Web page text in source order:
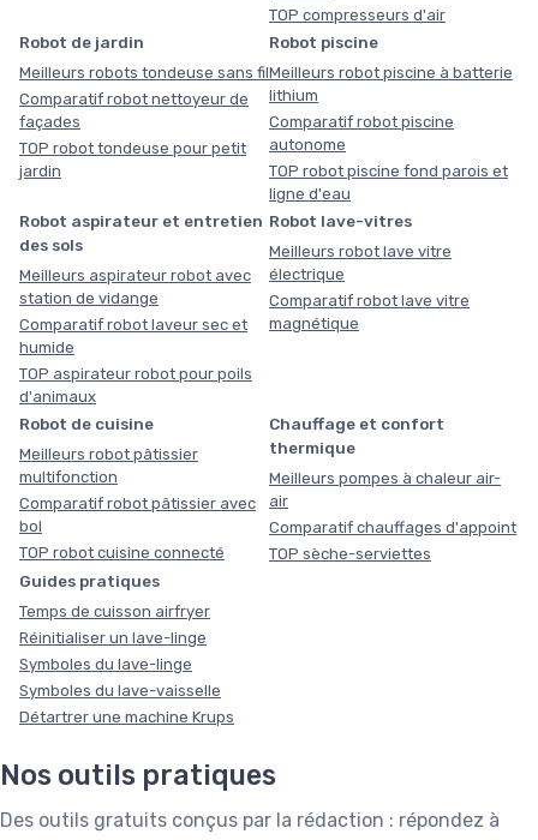
TOP compresseurs d'air
Robot de jardin
Meilleurs robots tondeuse sans fil
Comparatif robot nettoyeur de
façades
TOP robot tondeuse pour petit
jardin
Robot piscine
Meilleurs robot piscine à batterie
lithium
Comparatif robot piscine
autonome
TOP robot piscine fond parois et
ligne d'eau
Robot aspirateur et entretien
des sols
Meilleurs aspirateur robot avec
station de vidange
Comparatif robot laveur sec et
humide
TOP aspirateur robot pour poils
d'animaux
Robot lave-vitres
Meilleurs robot lave vitre
électrique
Comparatif robot lave vitre
magnétique
Robot de cuisine
Meilleurs robot pâtissier
multifonction
Comparatif robot pâtissier avec
bol
TOP robot cuisine connecté
Chauffage et confort
thermique
Meilleurs pompes à chaleur air-
air
Comparatif chauffages d'appoint
TOP sèche-serviettes
Guides pratiques
Temps de cuisson airfryer
Réinitialiser un lave-linge
Symboles du lave-linge
Symboles du lave-vaisselle
Détartrer une machine Krups
Nos outils pratiques
Des outils gratuits conçus par la rédaction : répondez à